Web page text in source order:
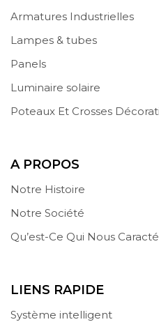
Armatures Industrielles
Lampes & tubes
Panels
Luminaire solaire
Poteaux Et Crosses
A PROPOS
Notre Histoire
Notre Société
Qu’est-Ce Qui Nous
LIENS RAPIDE
Système intelligent